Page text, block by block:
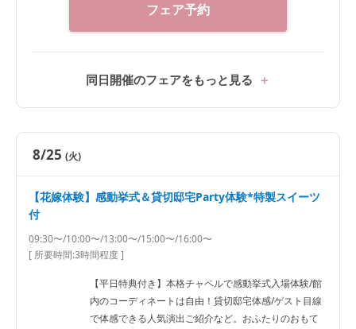
フェア予約
同日開催のフェアをもっと見る
8/25 (火)
【花嫁体験】感動挙式＆貸切邸宅Party体験*特製スイーツ
付
09:30〜/10:00〜/13:00〜/15:00〜/16:00〜
[ 所要時間:3時間程度]
【平日特典付き】本格チャペルで感動挙式入場体験/館
内のコーディネートは自由！貸切邸宅体感/ゲスト目線
で体感できる人気演出ご紹介など。おふたりのおもて